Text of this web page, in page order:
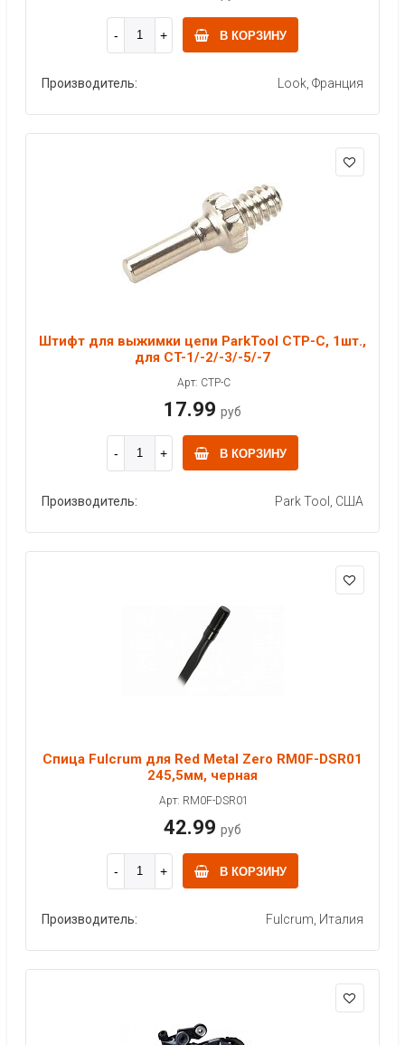
В КОРЗИНУ
Производитель: Look, Франция
Штифт для выжимки цепи ParkTool CTP-C, 1шт.,
для CT-1/-2/-3/-5/-7
Арт: CTP-C
17.99 руб
В КОРЗИНУ
Производитель: Park Tool, США
Спица Fulcrum для Red Metal Zero RM0F-DSR01
245,5мм, черная
Арт: RM0F-DSR01
42.99 руб
В КОРЗИНУ
Производитель: Fulcrum, Италия